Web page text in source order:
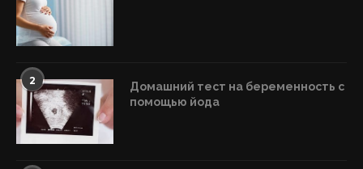
2
Домашний тест на беременность с
помощью йода